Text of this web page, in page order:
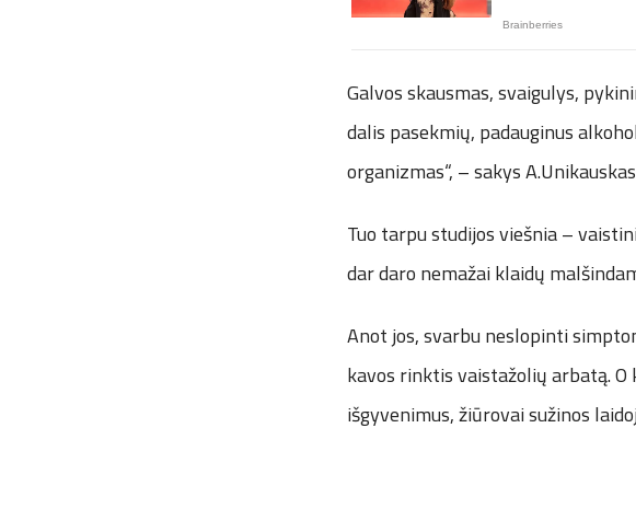
Galvos skausmas, svaigulys,
dalis pasekmių, padauginus
organizmas“, – sakys
Tuo tarpu studijos viešnia –
dar daro nemažai klaidų
Anot jos, svarbu neslopinti
kavos rinktis vaistažolių arbatą.
išgyvenimus, žiūrovai sužinos